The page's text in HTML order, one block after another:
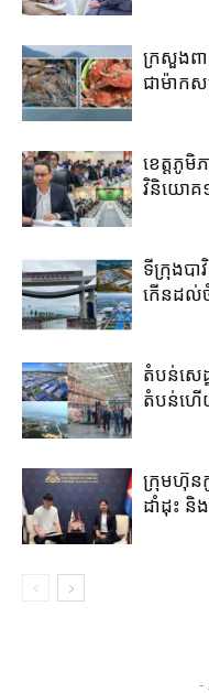
ក្រសួងពា
ជា​ម៉ាក​
ខេត្ត​ភូ
វិនិយោគ​១
ទីក្រុងប
កើន​ដល់​
តំបន់សេ
តំបន់​ហើ
ក្រុមហ៊ុន​
ដាំដុះ​ និង​
-